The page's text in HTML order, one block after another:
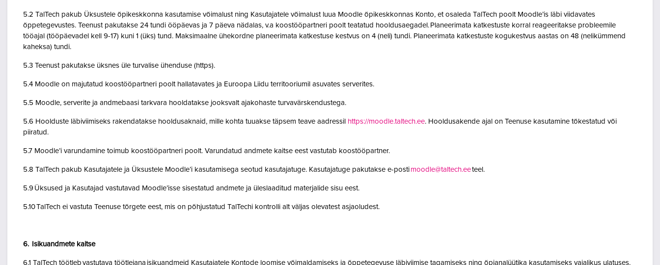
5.2 TalTech pakub Üksustele õpikeskkonna kasutamise võimalust ning Kasutajatele võimalust luua Moodle õpikeskkonnas Konto, et osaleda TalTech poolt Moodle’is läbi viidavates
õppetegevustes. Teenust pakutakse 24 tundi ööpäevas ja 7 päeva nädalas, v.a koostööpartneri poolt teatatud hooldusaegadel. Planeerimata katkestuste korral reageeritakse probleemile
tööajal (tööpäevadel kell 9-17) kuni 1 (üks) tund. Maksimaalne ühekordne planeerimata katkestuse kestvus on 4 (neli) tundi. Planeerimata katkestuste kogukestvus aastas on 48 (nelikümmend
kaheksa) tundi.
5.3 Teenust pakutakse üksnes üle turvalise ühenduse (https).
5.4 Moodle on majutatud koostööpartneri poolt hallatavates ja Euroopa Liidu territooriumil asuvates serverites.
5.5 Moodle, serverite ja andmebaasi tarkvara hooldatakse jooksvalt ajakohaste turvavärskendustega.
5.6 Hoolduste läbiviimiseks rakendatakse hooldusaknaid, mille kohta tuuakse täpsem teave aadressil https://moodle.taltech.ee. Hooldusakende ajal on Teenuse kasutamine tõkestatud või
piiratud.
5.7 Moodle’i varundamine toimub koostööpartneri poolt. Varundatud andmete kaitse eest vastutab koostööpartner.
5.8 TalTech pakub Kasutajatele ja Üksustele Moodle’i kasutamisega seotud kasutajatuge. Kasutajatuge pakutakse e-posti moodle@taltech.eeteel.
5.9 Üksused ja Kasutajad vastutavad Moodle’isse sisestatud andmete ja üleslaaditud materjalide sisu eest.
5.10 TalTech ei vastuta Teenuse tõrgete eest, mis on põhjustatud TalTechi kontrolli alt väljas olevatest asjaoludest.
6. Isikuandmete kaitse
6.1 TalTech töötleb vastutava töötlejana isikuandmeid Kasutajatele Kontode loomise võimaldamiseks ja õppetegevuse läbiviimise tagamiseks ning õpianalüütika kasutamiseks vajalikus ulatuses.